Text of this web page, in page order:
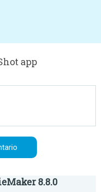
app
8.8.0